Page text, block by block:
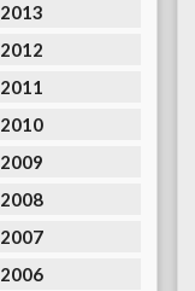
2013
2012
2011
2010
2009
2008
2007
2006